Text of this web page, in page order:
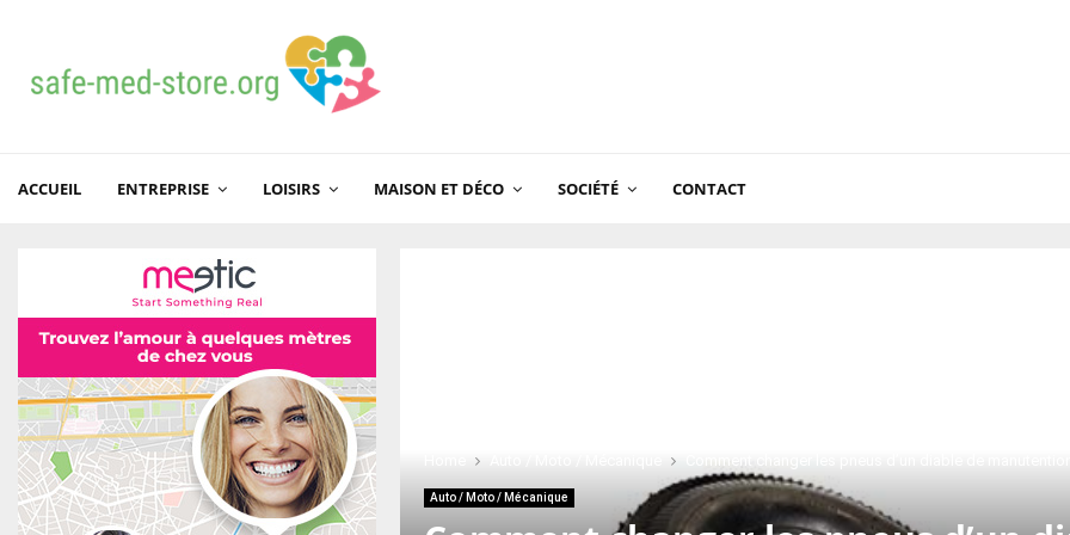
ACCUEIL ENTREPRISE LOISIRS MAISON ET DÉCO SOCIÉTÉ CONTACT
Auto / Moto / Mécanique